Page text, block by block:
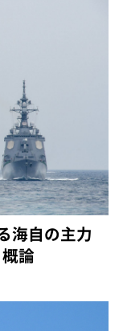
海自の主力
論